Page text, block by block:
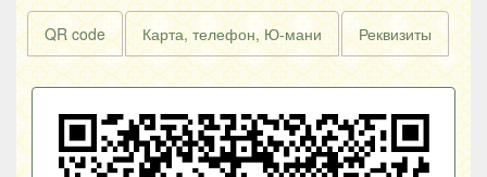
QR code Карта, телефон, Ю-мани Реквизиты